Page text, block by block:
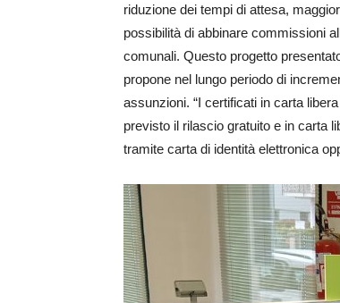
riduzione dei tempi di attesa,
possibilità di abbinare commissioni
comunali. Questo progetto
propone nel lungo periodo di
assunzioni. “I certificati in carta
previsto il rilascio gratuito e in carta
tramite carta di identità elettronica